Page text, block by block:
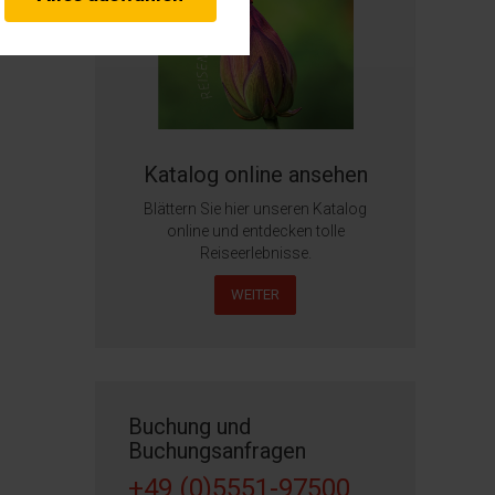
Katalog online ansehen
Blättern Sie hier unseren Katalog
online und entdecken tolle
Reiseerlebnisse.
WEITER
Buchung und
Buchungsanfragen
+49 (0)5551-97500
eingeloggt bleiben
externen Medien